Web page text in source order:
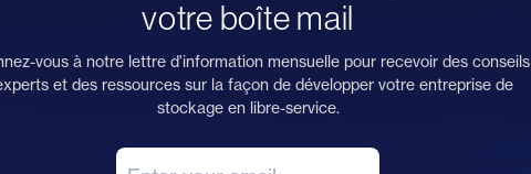
votre boîte mail
vous à notre lettre d'information mensuelle pour recevoir des conseils
et des ressources sur la façon de développer votre entreprise de
stockage en libre-service.